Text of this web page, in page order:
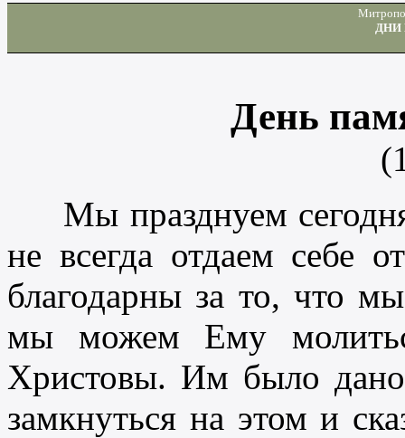
ДНИ
День
Мы празднуем
не всегда отдаем себе
благодарны за то, что
мы можем Ему
Христовы. Им было
замкнуться на этом и